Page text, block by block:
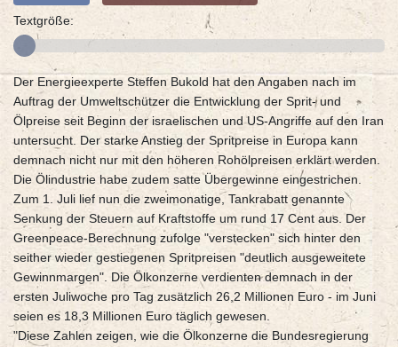
Textgröße:
Der Energieexperte Steffen Bukold hat den Angaben nach im
Auftrag der Umweltschützer die Entwicklung der Sprit- und
Ölpreise seit Beginn der israelischen und US-Angriffe auf den Iran
untersucht. Der starke Anstieg der Spritpreise in Europa kann
demnach nicht nur mit den höheren Rohölpreisen erklärt werden.
Die Ölindustrie habe zudem satte Übergewinne eingestrichen.
Zum 1. Juli lief nun die zweimonatige, Tankrabatt genannte
Senkung der Steuern auf Kraftstoffe um rund 17 Cent aus. Der
Greenpeace-Berechnung zufolge "verstecken" sich hinter den
seither wieder gestiegenen Spritpreisen "deutlich ausgeweitete
Gewinnmargen". Die Ölkonzerne verdienten demnach in der
ersten Juliwoche pro Tag zusätzlich 26,2 Millionen Euro - im Juni
seien es 18,3 Millionen Euro täglich gewesen.
"Diese Zahlen zeigen, wie die Ölkonzerne die Bundesregierung